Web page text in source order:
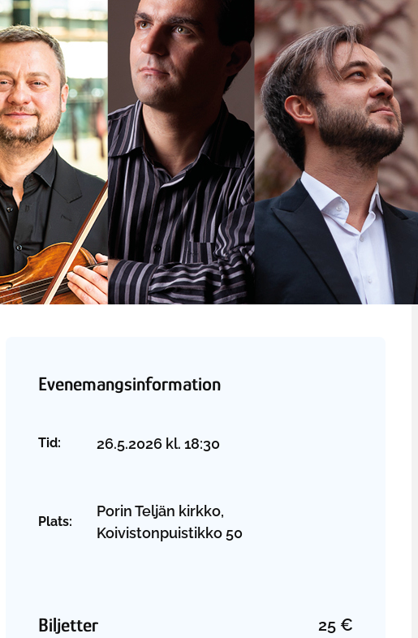
Evenemangsinformation
Tid: 26.5.2026 kl.18:30
Plats:
Porin Teljän kirkko,
Koivistonpuistikko 50
Biljetter 25 €